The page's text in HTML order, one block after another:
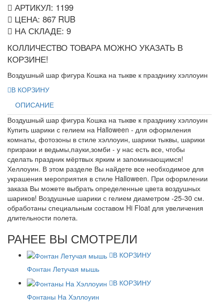
АРТИКУЛ: 1199
ЦЕНА: 867 RUB
НА СКЛАДЕ: 9
КОЛЛИЧЕСТВО ТОВАРА МОЖНО УКАЗАТЬ В
КОРЗИНЕ!
Воздушный шар фигура Кошка на тыкве к празднику хэллоуин
В КОРЗИНУ
ОПИСАНИЕ
Воздушный шар фигура Кошка на тыкве к празднику хэллоуин
Купить шарики с гелием на Halloween - для оформления
комнаты, фотозоны в стиле хэллоуин, шарики тыквы, шарики
призраки и ведьмы,пауки,зомби - у нас есть все, чтобы
сделать праздник мёртвых ярким и запоминающимся!
Хеллоуин. В этом разделе Вы найдете все необходимое для
украшения мероприятия в стиле Halloween. При оформлении
заказа Вы можете выбрать определенные цвета воздушных
шариков! Воздушные шарики с гелием диаметром -25-30 см.
обработаны специальным составом Hi Float для увеличения
длительности полета.
РАНЕЕ ВЫ СМОТРЕЛИ
В КОРЗИНУ
Фонтан Летучая мышь
В КОРЗИНУ
Фонтаны На Хэллоуин